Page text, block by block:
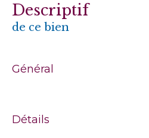
descriptif
de ce bien
Général
Détails